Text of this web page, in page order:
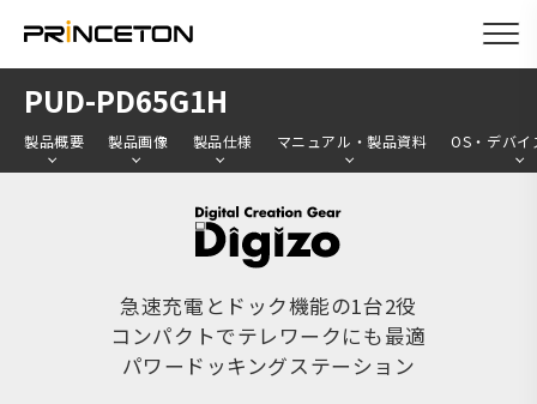
PUD-PD65G1H
製品概要 製品画像 製品仕様 マニュアル・製品資料 OS・デバイ
急速充電とドック機能の1台2役
コンパクトでテレワークにも最適
パワードッキングステーション